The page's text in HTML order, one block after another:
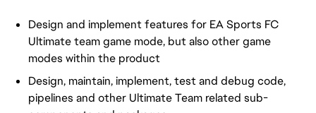
Design and implement features for EA Sports FC
Ultimate team game mode, but also other game
modes within the product
Design, maintain, implement, test and debug code,
pipelines and other Ultimate Team related sub-